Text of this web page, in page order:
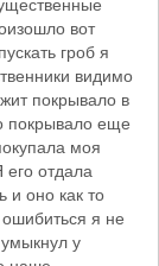
вот
гроб я
видимо
покрывало в
покрывало еще
моя
отдала
и оно как то
я не
у